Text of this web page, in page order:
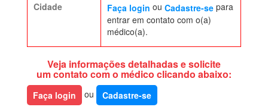
Cidade Faça login ou Cadastre-se para
entrar em contato com o(a)
médico(a).
Veja informações detalhadas e solicite
um contato com o médico clicando abaixo:
Faça login ou Cadastre-se